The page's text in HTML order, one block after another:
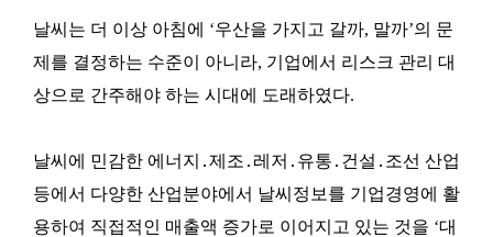
날씨는 더 이상 아침에 ‘우산을 가지고 갈까, 말까’의 문
제를 결정하는 수준이 아니라, 기업에서 리스크 관리 대
상으로 간주해야 하는 시대에 도래하였다.
날씨에 민감한 에너지․제조․레저․유통․건설․조선 산업
등에서 다양한 산업분야에서 날씨정보를 기업경영에 활
용하여 직접적인 매출액 증가로 이어지고 있는 것을 ‘대